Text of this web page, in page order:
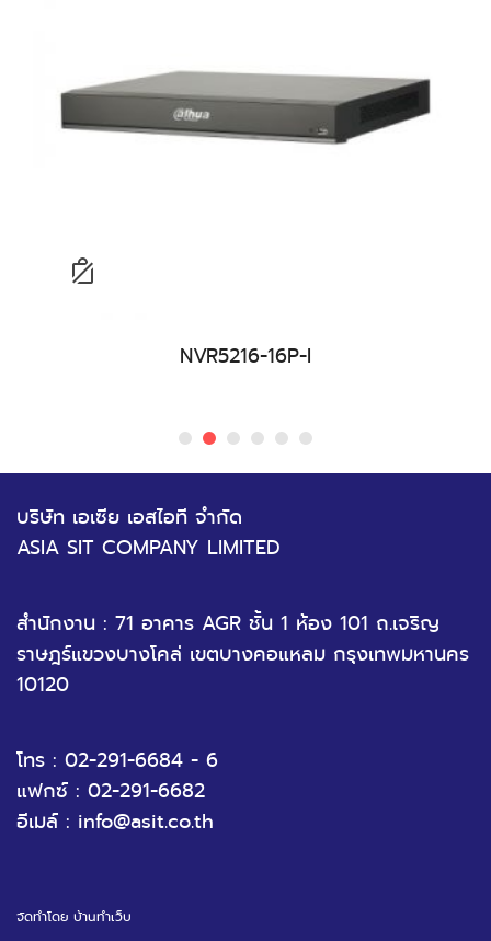
NVR5216-16P-I
บริษัท เอเซีย เอสไอที จำกัด
ASIA SIT COMPANY LIMITED
สำนักงาน : 71 อาคาร AGR ชั้น 1 ห้อง 101 ถ.เจริญ
ราษฎร์แขวงบางโคล่ เขตบางคอแหลม กรุงเทพมหานคร
10120
โทร : 02-291-6684 - 6
แฟกซ์ : 02-291-6682
อีเมล์ : info@asit.co.th
จัดทำโดย บ้านทำเว็บ